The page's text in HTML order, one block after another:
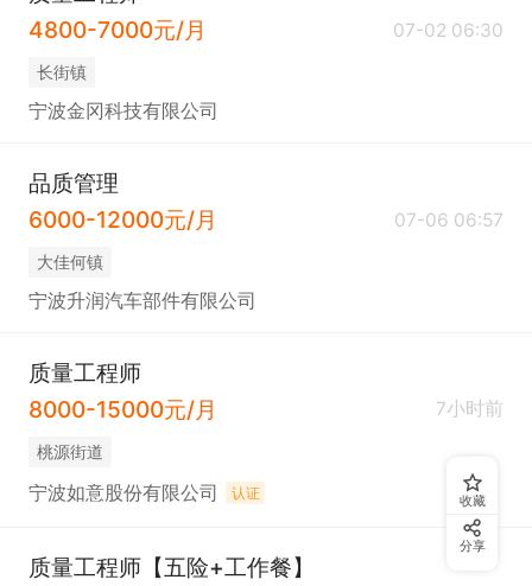
率、报废率、返工率、客户投诉率、质量成本等）。
b.定期汇报质量绩效，识别改进机会，推动质量成本
降低。
8.  质量意识与文化建设：
a.在公司内部推动质量意识提升活动和质量文化建
设。
b.组织质量培训，提升全员质量技能和意识。
四、任职要求
1.  教育背景：
a.本科及以上学历，机械制造、机电一体化、材料成
型、质量管理或相关工科专业优先，条件优越者可放
4800-7000元/月
07-02 06:30
长街镇
宁波金冈科技有限公司
品质管理
6000-12000元/月
07-06 06:57
大佳何镇
宁波升润汽车部件有限公司
质量工程师
8000-15000元/月
7小时前
桃源街道
宁波如意股份有限公司 认证
质量工程师【五险+工作餐】
收藏
分享